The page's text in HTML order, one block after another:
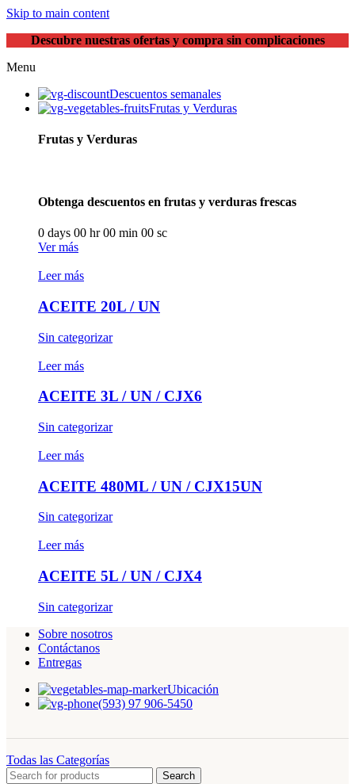
Skip to main content
Descubre nuestras ofertas y compra sin complicaciones
Menu
Descuentos semanales
Frutas y Verduras
Frutas y Verduras
Obtenga descuentos en frutas y verduras frescas
0 days 00 hr00 min 00 sc
Ver más
Leer más
ACEITE 20L / UN
Sin categorizar
Leer más
ACEITE 3L / UN / CJX6
Sin categorizar
Leer más
ACEITE 480ML / UN / CJX15UN
Sin categorizar
Leer más
ACEITE 5L / UN / CJX4
Sin categorizar
Sobre nosotros
Contáctanos
Entregas
Ubicación
(593) 97 906-5450
Todas las Categorías
Search